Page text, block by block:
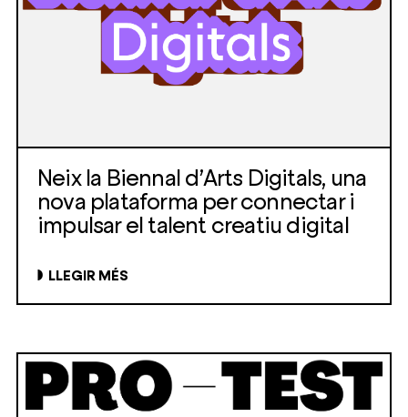
Neix la Biennal d’Arts Digitals, una
nova plataforma per connectar i
impulsar el talent creatiu digital
LLEGIR MÉS